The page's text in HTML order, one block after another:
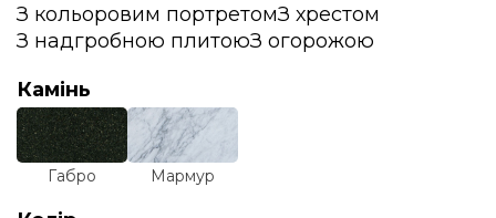
З кольоровим портретомЗ хрестом
З надгробною плитоюЗ огорожою
Камінь
Габро Мармур